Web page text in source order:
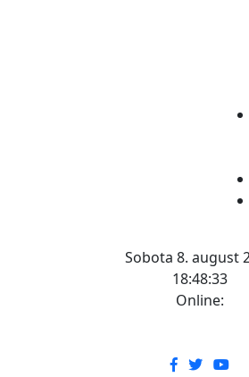
Sobota 8. august
18:48:33
Online: